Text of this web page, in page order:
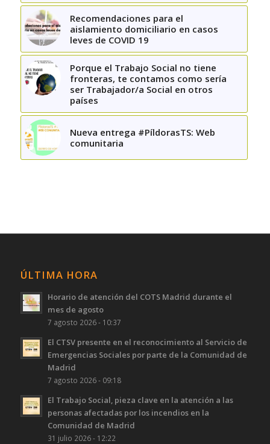
Recomendaciones para el
aislamiento domiciliario en casos
leves de COVID 19
Porque el Trabajo Social no tiene
fronteras, te contamos como sería
ser Trabajador/a Social en otros
países
Nueva entrega #PíldorasTS: Web
comunitaria
ÚLTIMA HORA
Horario de atención del COTS Madrid durante el
mes de agosto
7 agosto 2026 - 10:37
El CTSV presente en el reconocimiento al Servicio de
Emergencias Sociales por parte de la Comunidad de
Madrid
7 agosto 2026 - 09:18
El Trabajo Social, pieza clave en la atención a las
personas afectadas por los incendios en la
Comunidad de Madrid
31 julio 2026 - 12:22